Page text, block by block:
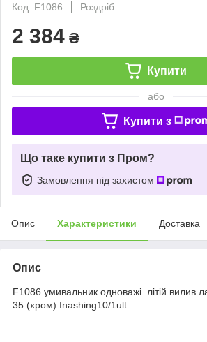
Код: F1086
Роздріб
2 384 ₴
Купити
або
Купити з
Що таке купити з Пром?
Замовлення під захистом
Опис Характеристики Доставка
Опис
F1086 умивальник одноважі. літій вилив
35 (хром) Inashing10/1ult